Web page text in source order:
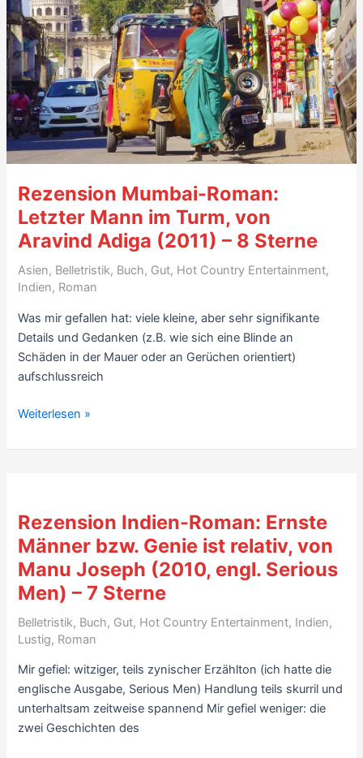
Adiga
(2008)
–
8
Sterne
Rezension Mumbai-Roman:
Letzter Mann im Turm, von
Aravind Adiga (2011) – 8 Sterne
Asien, Belletristik, Buch, Gut, Hot Country Entertainment,
Indien, Roman
Was mir gefallen hat: viele kleine, aber sehr signifikante
Details und Gedanken (z.B. wie sich eine Blinde an
Schäden in der Mauer oder an Gerüchen orientiert)
aufschlussreich
Rezension
Roman:
Turm,
von
Aravind
Adiga
–
8
Sterne
Weiterlesen »
Rezension Indien-Roman: Ernste
Männer bzw. Genie ist relativ, von
Manu Joseph (2010, engl. Serious
Men) – 7 Sterne
Belletristik, Buch, Gut, Hot Country Entertainment, Indien,
Lustig, Roman
Mir gefiel: witziger, teils zynischer Erzählton (ich hatte die
englische Ausgabe, Serious Men) Handlung teils skurril und
unterhaltsam zeitweise spannend Mir gefiel weniger: die
zwei Geschichten des